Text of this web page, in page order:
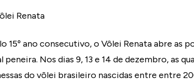
Renata
15º ano consecutivo, o Vôlei Renata abre as
Nos dias 9, 13 e 14 de dezembro, as
do vôlei brasileiro nascidas entre entre